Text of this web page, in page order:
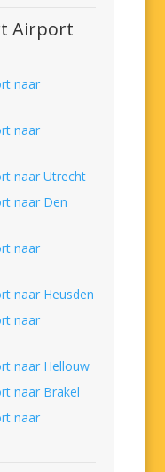
Airport
naar
naar
naar Utrecht
naar Den
naar
naar Heusden
naar
naar Hellouw
naar Brakel
naar